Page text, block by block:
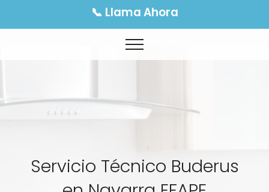
📞 Llama Ahora
Servicio Técnico Buderus